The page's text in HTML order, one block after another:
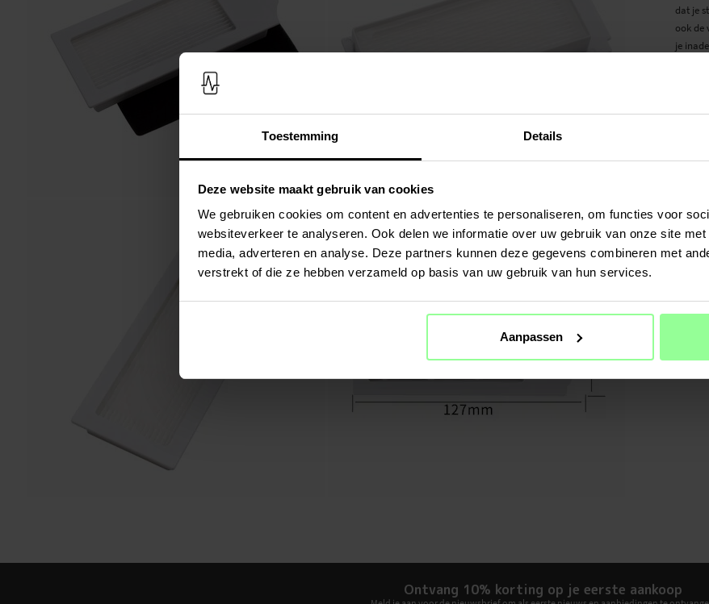
Toestemming Details
Deze website maakt gebruik van cookies
We gebruiken cookies om content en advertenties te personaliseren, om functies voor
websiteverkeer te analyseren. Ook delen we informatie over uw gebruik van onze site
media, adverteren en analyse. Deze partners kunnen deze gegevens combineren met
verstrekt of die ze hebben verzameld op basis van uw gebruik van hun services.
Aanpassen
dat je
ook de
je
Let
Om
de
-
Ontvang 10% korting op je eerste aankoop